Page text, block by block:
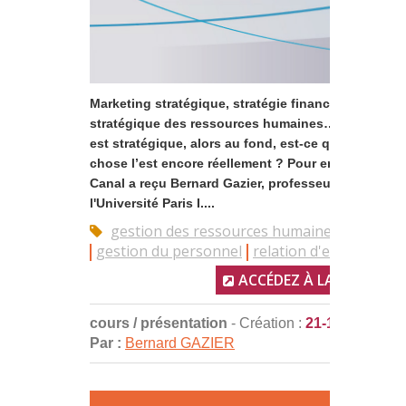
Marketing stratégique, stratégie financière, gestion
stratégique des ressources humaines… Mais si
est stratégique, alors au fond, est-ce que quelque
chose l’est encore réellement ? Pour en parler,
Canal a reçu Bernard Gazier, professeur
l'Université Paris I....
gestion des ressources humaines
gestion du personnel
relation d'emploi
ACCÉDEZ À LA
cours / présentation - Création : 21-12-2017
Par : Bernard GAZIER